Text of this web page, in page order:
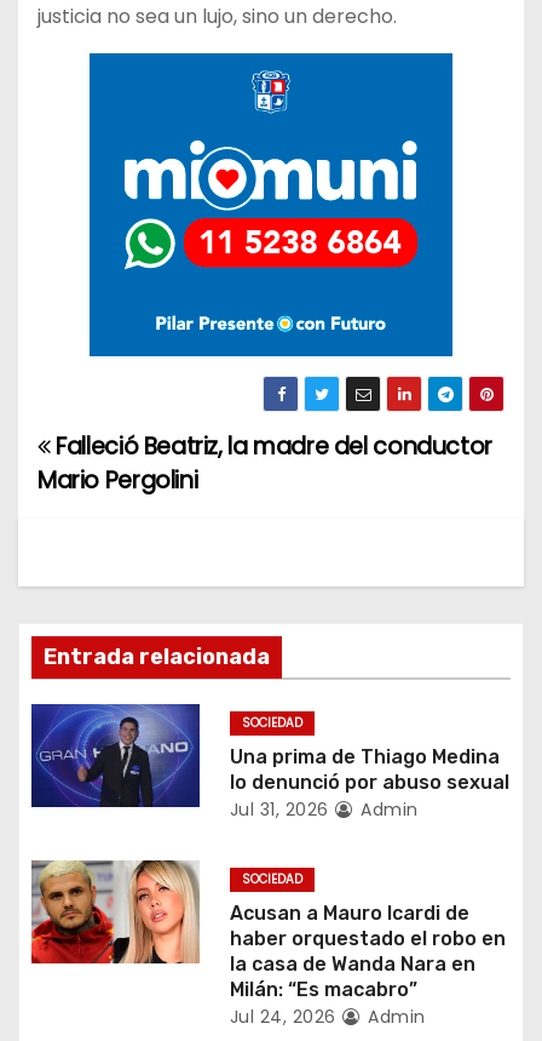
justicia no sea un lujo, sino un derecho.
N
g
a
c
i
ó
n
d
Falleció Beatriz, la madre del conductor
Mario Pergolini
Entrada relacionada
SOCIEDAD
Una prima de Thiago Medina
lo denunció por abuso sexual
Jul 31, 2026 Admin
SOCIEDAD
Acusan a Mauro Icardi de
haber orquestado el robo en
la casa de Wanda Nara en
Milán: “Es macabro”
Jul 24, 2026 Admin